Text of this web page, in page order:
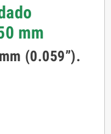
mm
(0.059”).